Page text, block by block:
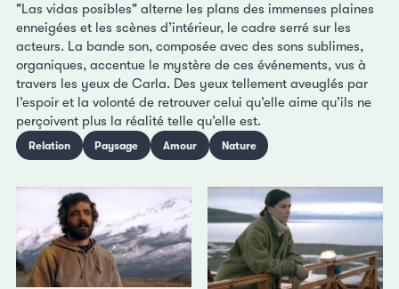
"Las vidas posibles" alterne les plans des immenses plaines
enneigées et les scènes d’intérieur, le cadre serré sur les
acteurs. La bande son, composée avec des sons sublimes,
organiques, accentue le mystère de ces événements, vus à
travers les yeux de Carla. Des yeux tellement aveuglés par
l’espoir et la volonté de retrouver celui qu’elle aime qu’ils ne
perçoivent plus la réalité telle qu’elle est.
Relation Paysage Amour Nature